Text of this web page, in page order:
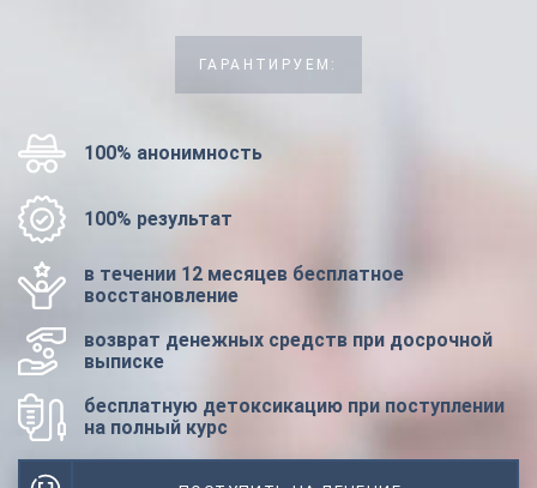
ГАРАНТИРУЕМ:
100% анонимность
100% результат
в течении 12 месяцев бесплатное
восстановление
возврат денежных средств при досрочной
выписке
бесплатную детоксикацию при поступлении
на полный курс